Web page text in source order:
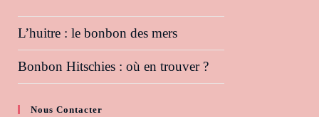
L’huitre : le bonbon des mers
Bonbon Hitschies : où en trouver ?
Nous Contacter